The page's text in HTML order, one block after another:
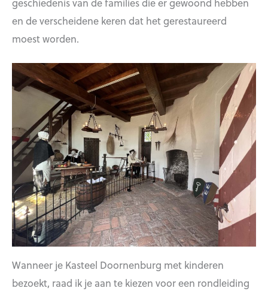
en de verscheidene keren dat het gerestaureerd
moest worden.
Wanneer je Kasteel Doornenburg met kinderen
bezoekt, raad ik je aan te kiezen voor een rondleiding